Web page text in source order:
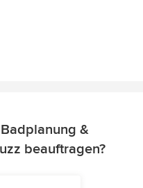
&
beauftragen?